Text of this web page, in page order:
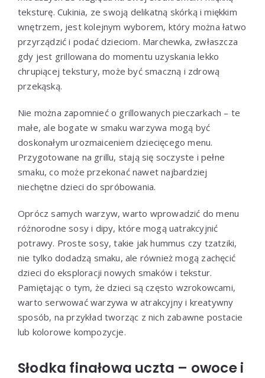
teksturę. Cukinia, ze swoją delikatną skórką i miękkim
wnętrzem, jest kolejnym wyborem, który można łatwo
przyrządzić i podać dzieciom. Marchewka, zwłaszcza
gdy jest grillowana do momentu uzyskania lekko
chrupiącej tekstury, może być smaczną i zdrową
przekąską.
Nie można zapomnieć o grillowanych pieczarkach – te
małe, ale bogate w smaku warzywa mogą być
doskonałym urozmaiceniem dziecięcego menu.
Przygotowane na grillu, stają się soczyste i pełne
smaku, co może przekonać nawet najbardziej
niechętne dzieci do spróbowania.
Oprócz samych warzyw, warto wprowadzić do menu
różnorodne sosy i dipy, które mogą uatrakcyjnić
potrawy. Proste sosy, takie jak hummus czy tzatziki,
nie tylko dodadzą smaku, ale również mogą zachęcić
dzieci do eksploracji nowych smaków i tekstur.
Pamiętając o tym, że dzieci są często wzrokowcami,
warto serwować warzywa w atrakcyjny i kreatywny
sposób, na przykład tworząc z nich zabawne postacie
lub kolorowe kompozycje.
Słodka finałowa uczta – owoce i